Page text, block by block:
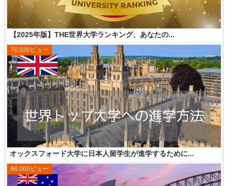
【2025年版】THE世界大学ランキング、あなたの...
オックスフォード大学に日本人留学生が進学するために...
70,920ビュー
66,005ビュー